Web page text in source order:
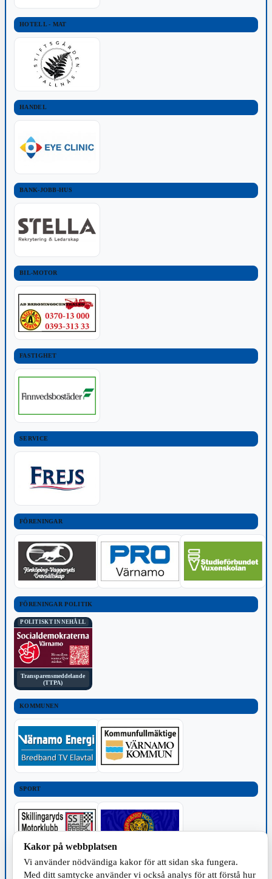
HOTELL - MAT
HANDEL
BANK-JOBB-HUS
BIL-MOTOR
FASTIGHET
SERVICE
FÖRENINGAR
FÖRENINGAR POLITIK
POLITISKT INNEHÅLL
Transparensmeddelande
(TTPA)
KOMMUNEN
SPORT
TILLVERKNING
Kakor på webbplatsen
Vi använder nödvändiga kakor för att sidan ska fungera.
Med ditt samtycke använder vi också analys för att förstå hur